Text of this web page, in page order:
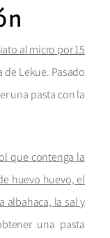
al micro por 15
Lekue. Pasado
una pasta con la
que contenga la
huevo huevo, el
albahaca, la sal y
una pasta